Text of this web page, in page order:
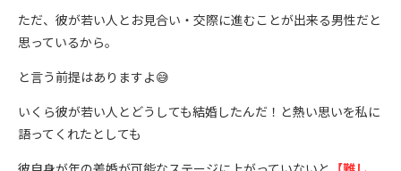
ただ、彼が若い人とお見合い・交際に進むことが出来る男性だと
思っているから。
と言う前提はありますよ😅
いくら彼が若い人とどうしても結婚したんだ！と熱い思いを私に
語ってくれたとしても